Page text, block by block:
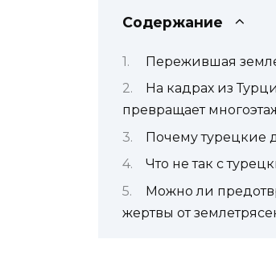
Содержание
Пережившая
На кадрах из
превращает
Почему турецкие
Что не так с
Можно ли
жертвы от